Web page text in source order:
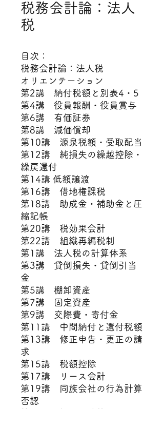
​税務会計論：法人
税
目次：
​税務会計論：法人税
オリエンテーション
第2講 納付税額と別表4・5
第4講 役員報酬・役員賞与
第6講 有価証券
第8講 減価償却
第10講 源泉税額・受取配当
第12講 純損失の繰越控除・
繰戻還付
第14講 低額譲渡
第16講 借地権課税
第18講 助成金・補助金と圧
縮記帳
第20講 税効果会計
第22講 組織再編税制
第1講 法人税の計算体系
第3講 貸倒損失・貸倒引当
金
第5講 棚卸資産
第7講 固定資産
第9講 交際費・寄付金
第11講 中間納付と還付税額
第13講 修正申告・更正の請
求
第15講 税額控除
第17講 リース会計
第19講 同族会社の行為計算
否認